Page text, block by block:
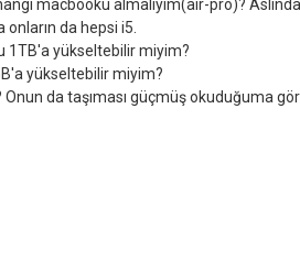
macbooku almalıyım(air-pro)?
da hepsi i5.
1TB'a yükseltebilir miyim?
yükseltebilir miyim?
Onun da taşıması güçmüş okuduğuma